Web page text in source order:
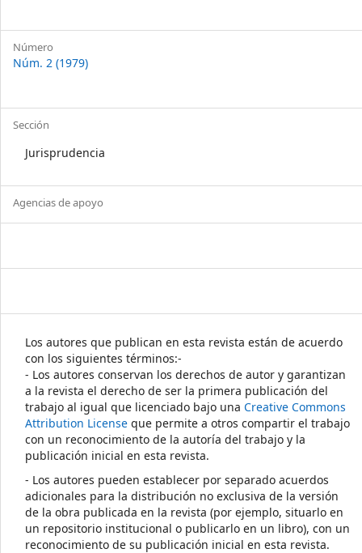
Número
Núm. 2 (1979)
Sección
Jurisprudencia
Agencias de apoyo
Los autores que publican en esta revista están de acuerdo
con los siguientes términos:-
- Los autores conservan los derechos de autor y garantizan
a la revista el derecho de ser la primera publicación del
trabajo al igual que licenciado bajo una Creative Commons
Attribution License que permite a otros compartir el trabajo
con un reconocimiento de la autoría del trabajo y la
publicación inicial en esta revista.
- Los autores pueden establecer por separado acuerdos
adicionales para la distribución no exclusiva de la versión
de la obra publicada en la revista (por ejemplo, situarlo en
un repositorio institucional o publicarlo en un libro), con un
reconocimiento de su publicación inicial en esta revista.